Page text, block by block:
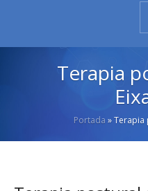
Terapia
Portada »Terapia